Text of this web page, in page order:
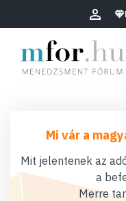
Mi vár a
Mit jelentenek az
a
Merre